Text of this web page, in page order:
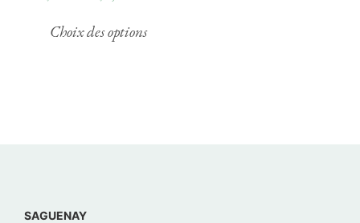
Choix des options
SAGUENAY